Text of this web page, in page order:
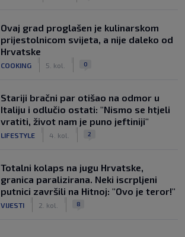
Ovaj grad proglašen je kulinarskom
prijestolnicom svijeta, a nije daleko od
Hrvatske
COOKING 5. kol. 0
Stariji bračni par otišao na odmor u
Italiju i odlučio ostati: "Nismo se htjeli
vratiti, život nam je puno jeftiniji"
LIFESTYLE 4. kol. 2
Totalni kolaps na jugu Hrvatske,
granica paralizirana. Neki iscrpljeni
putnici završili na Hitnoj: "Ovo je teror!"
VIJESTI 2. kol. 8